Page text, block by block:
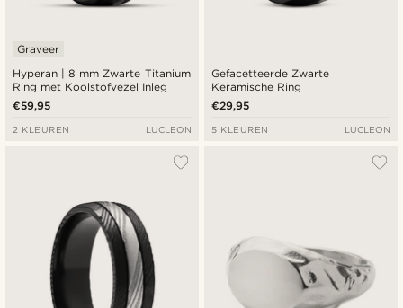
Hyperan | 8 mm Zwarte Titanium
Ring met Koolstofvezel Inleg
Graveer
€59,95
2 KLEUREN LUCLEON
Gefacetteerde Zwarte
Keramische Ring
€29,95
5 KLEUREN LUCLEON